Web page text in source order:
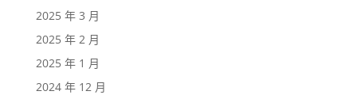
2025 年 3 月
2025 年 2 月
2025 年 1 月
2024 年 12 月